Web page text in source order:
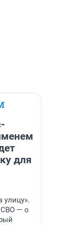
для
улицу».
СВО — о